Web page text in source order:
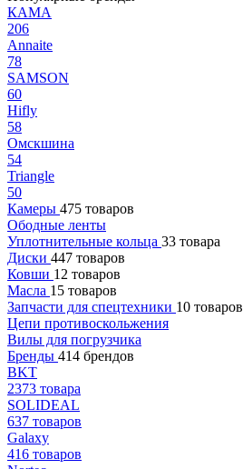
КАМА
206
Annaite
78
SAMSON
60
Hifly
58
Омскшина
54
Triangle
50
Камеры 475 товаров
Ободные ленты
Уплотнительные кольца 33 товара
Диски 447 товаров
Ковши 12 товаров
Масла 15 товаров
Запчасти для спецтехники 10 товаров
Цепи противоскольжения
Вилы для погрузчика
Бренды 414 брендов
BKT
2373 товара
SOLIDEAL
637 товаров
Galaxy
416 товаров